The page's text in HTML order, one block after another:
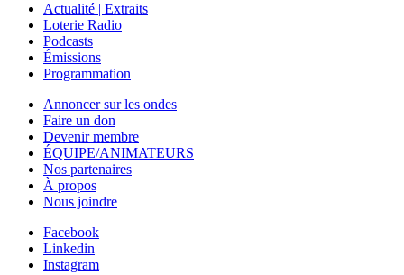
Actualité | Extraits
Loterie Radio
Podcasts
Émissions
Programmation
Annoncer sur les ondes
Faire un don
Devenir membre
ÉQUIPE/ANIMATEURS
Nos partenaires
À propos
Nous joindre
Facebook
Linkedin
Instagram